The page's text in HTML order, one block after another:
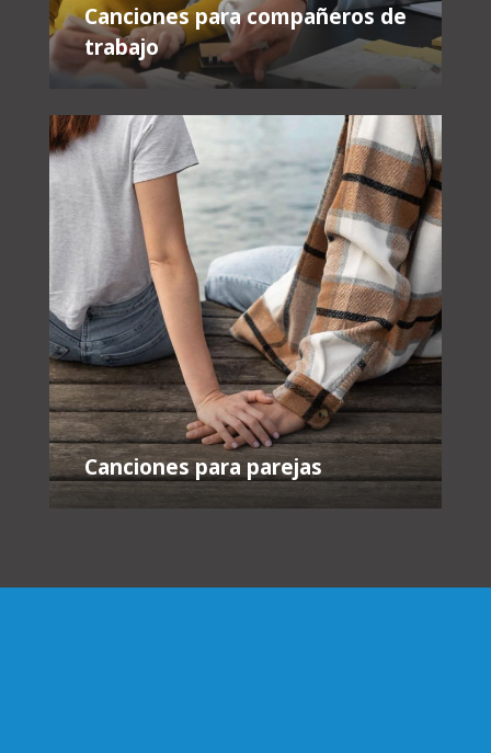
Canciones para compañeros de
trabajo
Canciones para parejas